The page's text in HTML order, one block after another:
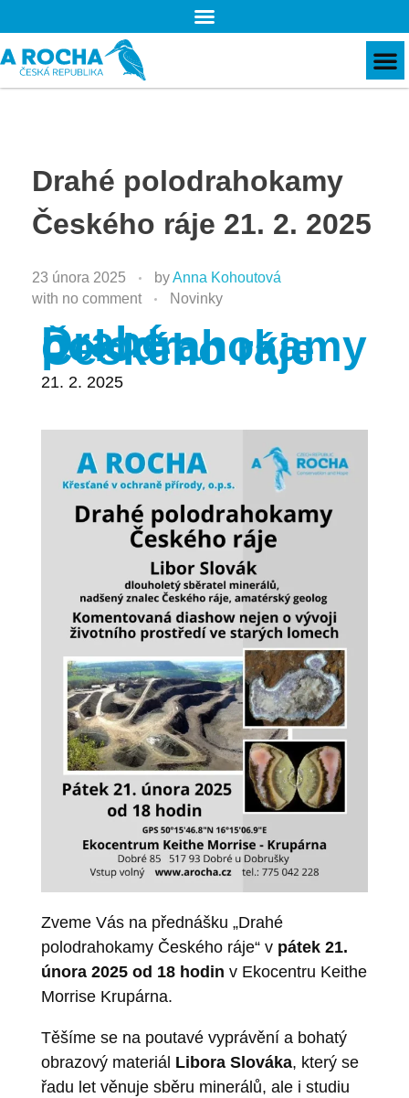
Drahé polodrahokamy
Českého ráje 21. 2. 2025
23 února 2025 byAnna Kohoutová
with no comment Novinky
Drahé
polodrahokamy
Českého ráje
21. 2. 2025
Zveme Vás na přednášku „Drahé
polodrahokamy Českého ráje“ v pátek 21.
února 2025 od 18 hodin v Ekocentru Keithe
Morrise Krupárna.
Těšíme se na poutavé vyprávění a bohatý
obrazový materiál Libora Slováka, který se
řadu let věnuje sběru minerálů, ale i studiu